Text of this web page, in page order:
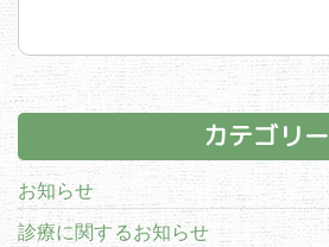
カテゴリー
お知らせ
診療に関するお知らせ